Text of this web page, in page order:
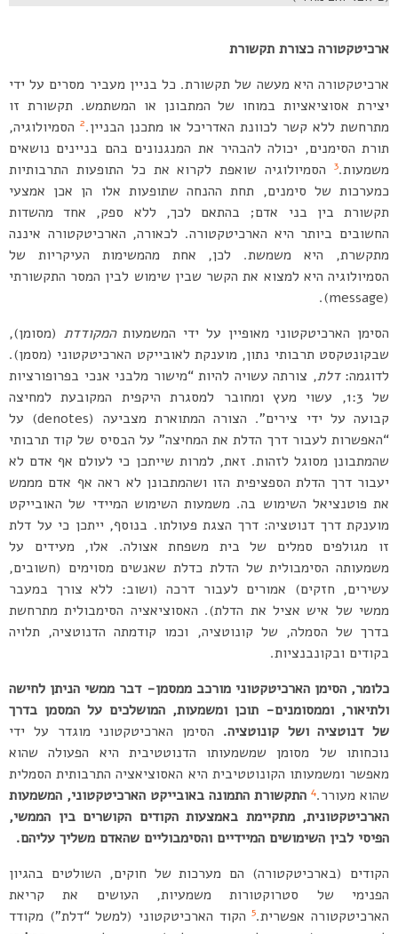
ארכיטקטורה כצורת תקשורת
ארכיטקטורה היא מעשה של תקשורת. כל בניין מעביר מסרים על ידי
יצירת אסוציאציות במוחו של המתבונן או המשתמש. תקשורת זו
מתרחשת ללא קשר לכוונת האדריכל או מתכנן הבניין.2 הסמיולוגיה,
תורת הסימנים, יכולה להבהיר את המנגנונים בהם בניינים נושאים
משמעות.3
הסמיולוגיה שואפת לקרוא את כל התופעות התרבותיות
כמערכות של סימנים, תחת ההנחה שתופעות אלו הן אכן אמצעי
תקשורת בין בני אדם; בהתאם לכך, ללא ספק, אחד מהשדות
החשובים ביותר היא הארכיטקטורה. לכאורה, הארכיטקטורה איננה
מתקשרת, היא משמשת. לכן, אחת מהמשימות העיקריות של
הסמיולוגיה היא למצוא את הקשר שבין שימוש לבין המסר התקשורתי
(message).
הסימן הארכיטקטוני מאופיין על ידי המשמעותהמקודדת (מסומן),
שבקונטקסט תרבותי נתון, מוענקת לאובייקט הארכיטקטוני (מסמן).
לדוגמה:דלת, צורתה עשויה להיות “מישור מלבני אנכי בפרופורציות
של 1:3, עשוי מעץ ומחובר למסגרת היקפית המקובעת למחיצה
קבועה על ידי צירים”. הצורה המתוארת מצביעה (denotes) על
“האפשרות לעבור דרך הדלת את המחיצה” על הבסיס של קוד תרבותי
שהמתבונן מסוגל לזהות. זאת, למרות שייתכן כי לעולם אף אדם לא
יעבור דרך הדלת הספציפית הזו ושהמתבונן לא ראה אף אדם מממש
את פוטנציאל השימוש בה. משמעות השימוש המיידי של האובייקט
מוענקת דרך דנוטציה: דרך הצגת פעולתו. בנוסף, ייתכן כי על דלת
זו מגולפים סמלים של בית משפחת אצולה. אלו, מעידים על
משמעותה הסימבולית של הדלת כדלת שאנשים מסוימים (חשובים,
עשירים, חזקים) אמורים לעבור דרכה (ושוב: ללא צורך במעבר
ממשי של איש אציל את הדלת). האסוציאציה הסימבולית מתרחשת
בדרך של הסמלה, של קונוטציה, וכמו קודמתה הדנוטציה, תלויה
בקודים ובקונבנציות.
כלומר, הסימן הארכיטקטוני מורכב ממסמן- דבר ממשי הניתן לחישה
ולתיאור, וממסומנים- תוכן ומשמעות, המושלכים על המסמן בדרך
של דנוטציה ושל קונוטציה. הסימן הארכיטקטוני מוגדר על ידי
נוכחותו של מסומן שמשמעותו הדנוטטיבית היא הפעולה שהוא
מאפשר ומשמעותו הקונוטטיבית היא האסוציאציה התרבותית הסמלית
שהוא מעורר.4 התקשורת התמונה באובייקט הארכיטקטוני, המשמעות
הארכיטקטונית, מתקיימת באמצעות הקודים הקושרים בין הממשי,
הפיסי לבין השימושים המיידיים והסימבוליים שהאדם משליך עליהם.
הקודים (בארכיטקטורה) הם מערכות של חוקים, השולטים בהגיון
הפנימי של סטרוקטורות משמעיות, העושים את קריאת
הארכיטקטורה אפשרית.5הקוד הארכיטקטוני (למשל “דלת”) מקודד